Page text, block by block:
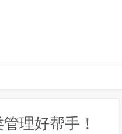
理好帮手！